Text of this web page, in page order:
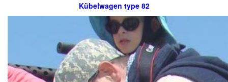
Kübelwagen type 82